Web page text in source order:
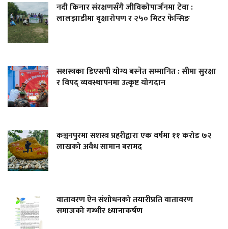
नदी किनार संरक्षणसँगै जीविकोपार्जनमा टेवा :
लालझाडीमा वृक्षारोपण र २५० मिटर फेन्सिङ
सशस्त्रका डिएसपी योग्य बस्नेत सम्मानित : सीमा सुरक्षा
र विपद् व्यवस्थापनमा उत्कृष्ट योगदान
कञ्चनपुरमा सशस्त्र प्रहरीद्वारा एक वर्षमा ११ करोड ७२
लाखको अवैध सामान बरामद
वातावरण ऐन संशोधनको तयारीप्रति वातावरण
समाजको गम्भीर ध्यानाकर्षण